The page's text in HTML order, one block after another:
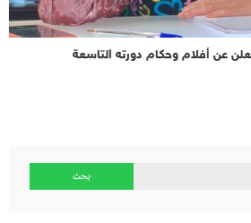
عن أفلام وحكام دورته التاسعة